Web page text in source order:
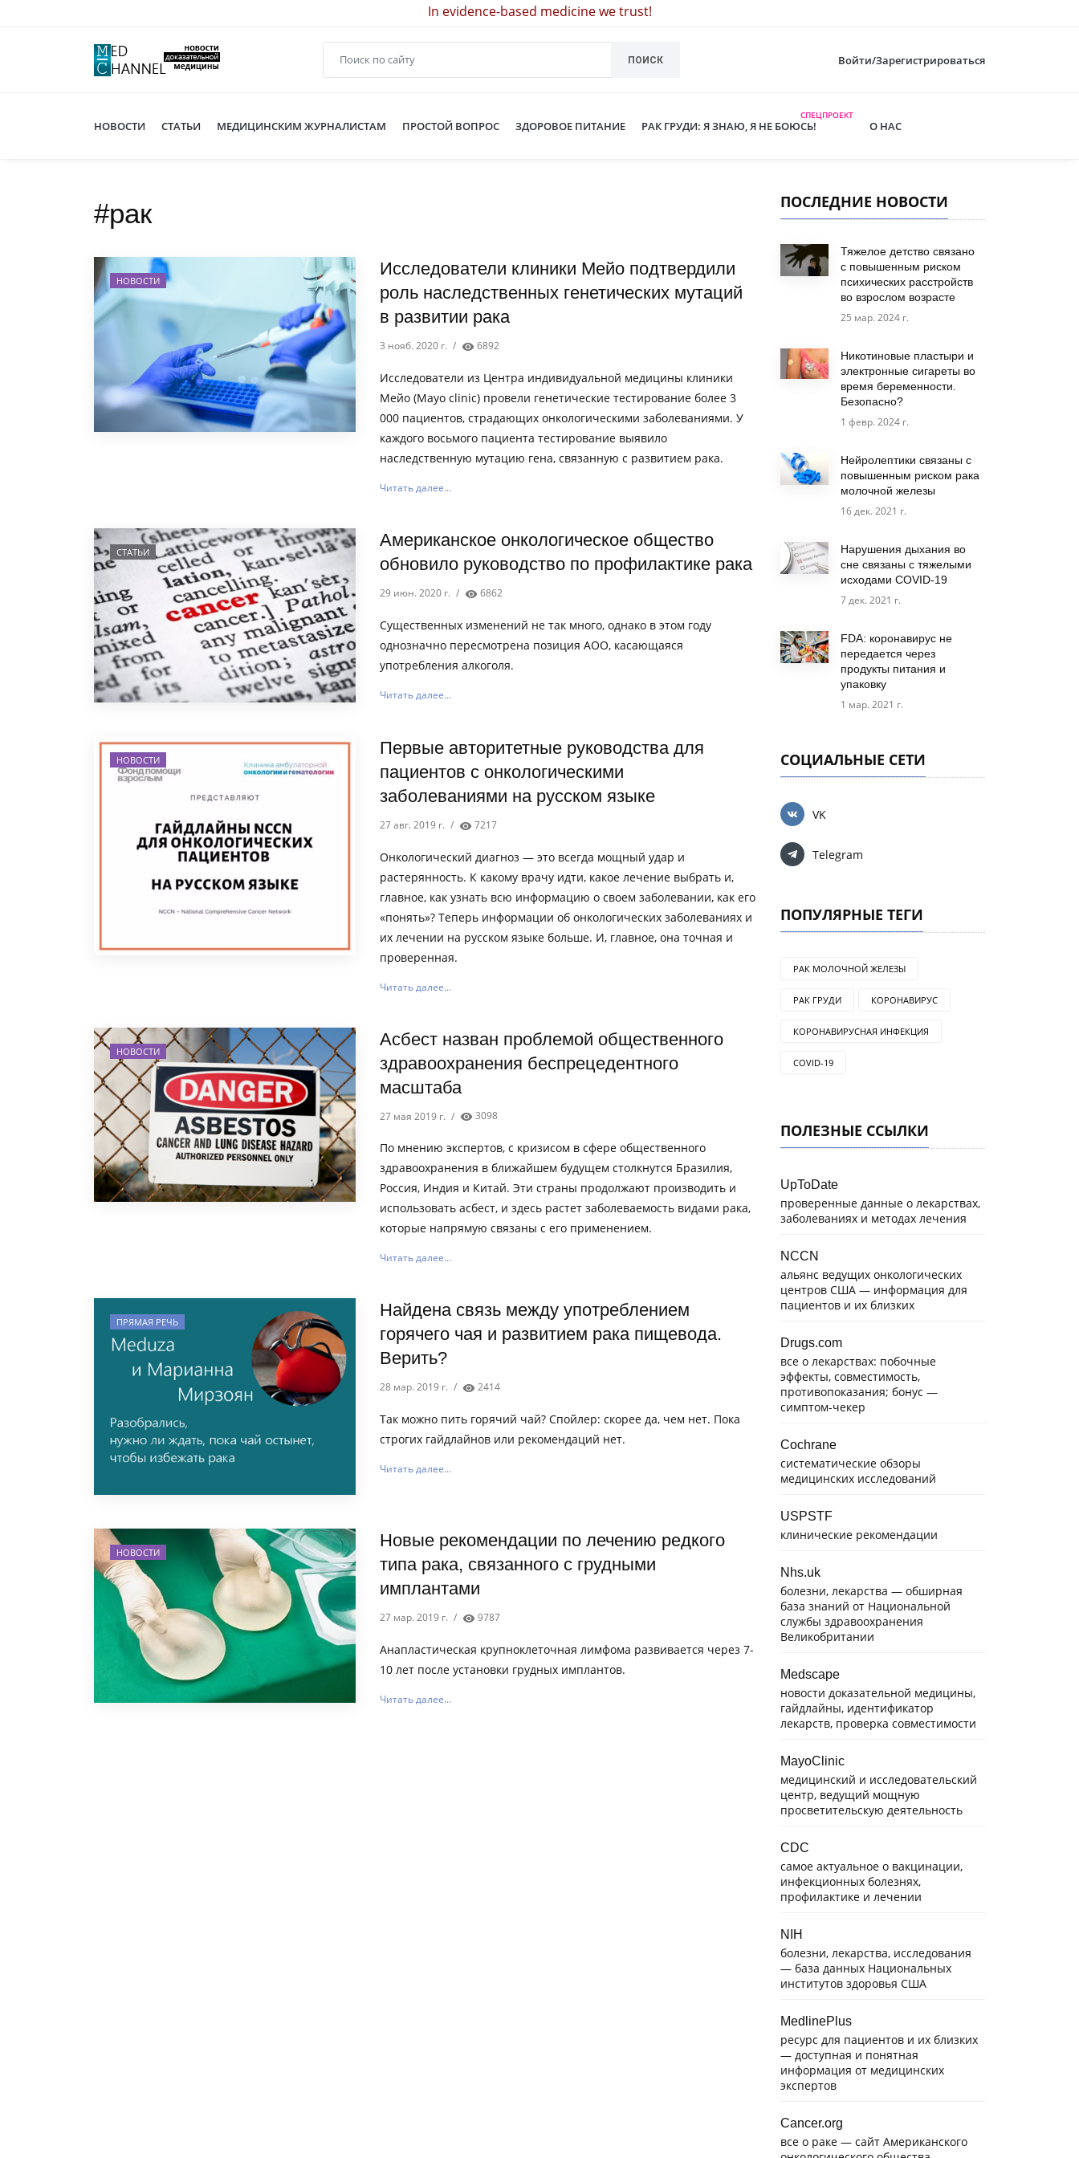
In evidence-based medicine we trust!
ПОИСК Войти/Зарегистрироваться
НОВОСТИ СТАТЬИ МЕДИЦИНСКИМ ЖУРНАЛИСТАМ ПРОСТОЙ ВОПРОС ЗДОРОВОЕ ПИТАНИЕ РАК ГРУДИ: Я ЗНАЮ, Я НЕ БОЮСЬ!
СПЕЦПРОЕКТ
О НАС
#рак
НОВОСТИ
Исследователи клиники Мейо подтвердили
роль наследственных генетических мутаций
в развитии рака
3 нояб. 2020 г. / 6892
Исследователи из Центра индивидуальной медицины клиники
Мейо (Mayo clinic) провели генетические тестирование более 3
000 пациентов, страдающих онкологическими заболеваниями. У
каждого восьмого пациента тестирование выявило
наследственную мутацию гена, связанную с развитием рака.
Читать далее...
СТАТЬИ
Американское онкологическое общество
обновило руководство по профилактике рака
29 июн. 2020 г. / 6862
Существенных изменений не так много, однако в этом году
однозначно пересмотрена позиция АОО, касающаяся
употребления алкоголя.
Читать далее...
НОВОСТИ
Первые авторитетные руководства для
пациентов с онкологическими
заболеваниями на русском языке
27 авг. 2019 г. / 7217
Онкологический диагноз — это всегда мощный удар и
растерянность. К какому врачу идти, какое лечение выбрать и,
главное, как узнать всю информацию о своем заболевании, как его
«понять»? Теперь информации об онкологических заболеваниях и
их лечении на русском языке больше. И, главное, она точная и
проверенная.
Читать далее...
НОВОСТИ
Асбест назван проблемой общественного
здравоохранения беспрецедентного
масштаба
27 мая 2019 г. / 3098
По мнению экспертов, с кризисом в сфере общественного
здравоохранения в ближайшем будущем столкнутся Бразилия,
Россия, Индия и Китай. Эти страны продолжают производить и
использовать асбест, и здесь растет заболеваемость видами рака,
которые напрямую связаны с его применением.
Читать далее...
ПРЯМАЯ РЕЧЬ
Найдена связь между употреблением
горячего чая и развитием рака пищевода.
Верить?
28 мар. 2019 г. / 2414
Так можно пить горячий чай? Спойлер: скорее да, чем нет. Пока
строгих гайдлайнов или рекомендаций нет.
Читать далее...
НОВОСТИ
Новые рекомендации по лечению редкого
типа рака, связанного с грудными
имплантами
27 мар. 2019 г. / 9787
Анапластическая крупноклеточная лимфома развивается через 7-
10 лет после установки грудных имплантов.
Читать далее...
ПОСЛЕДНИЕ НОВОСТИ
Тяжелое детство связано
с повышенным риском
психических расстройств
во взрослом возрасте
25 мар. 2024 г.
Никотиновые пластыри и
электронные сигареты во
время беременности.
Безопасно?
1 февр. 2024 г.
Нейролептики связаны с
повышенным риском рака
молочной железы
16 дек. 2021 г.
Нарушения дыхания во
сне связаны с тяжелыми
исходами COVID-19
7 дек. 2021 г.
FDA: коронавирус не
передается через
продукты питания и
упаковку
1 мар. 2021 г.
СОЦИАЛЬНЫЕ СЕТИ
VK
Telegram
ПОПУЛЯРНЫЕ ТЕГИ
РАК МОЛОЧНОЙ ЖЕЛЕЗЫ
РАК ГРУДИ КОРОНАВИРУС
КОРОНАВИРУСНАЯ ИНФЕКЦИЯ
COVID-19
ПОЛЕЗНЫЕ ССЫЛКИ
UpToDate
проверенные данные о лекарствах,
заболеваниях и методах лечения
NCCN
альянс ведущих онкологических
центров США — информация для
пациентов и их близких
Drugs.com
все о лекарствах: побочные
эффекты, совместимость,
противопоказания; бонус —
симптом-чекер
Cochrane
систематические обзоры
медицинских исследований
USPSTF
клинические рекомендации
Nhs.uk
болезни, лекарства — обширная
база знаний от Национальной
службы здравоохранения
Великобритании
Medscape
новости доказательной медицины,
гайдлайны, идентификатор
лекарств, проверка совместимости
MayoClinic
медицинский и исследовательский
центр, ведущий мощную
просветительскую деятельность
CDC
самое актуальное о вакцинации,
инфекционных болезнях,
профилактике и лечении
NIH
болезни, лекарства, исследования
— база данных Национальных
институтов здоровья США
MedlinePlus
ресурс для пациентов и их близких
— доступная и понятная
информация от медицинских
экспертов
Cancer.org
все о раке — сайт Американского